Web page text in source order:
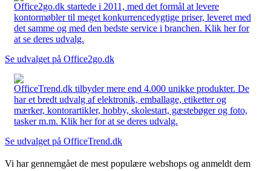
Office2go.dk startede i 2011, med det formål at levere
kontormøbler til meget konkurrencedygtige priser, leveret med
det samme og med den bedste service i branchen. Klik her for
at se deres udvalg.
Se udvalget på Office2go.dk
OfficeTrend.dk tilbyder mere end 4.000 unikke produkter. De
har et bredt udvalg af elektronik, emballage, etiketter og
mærker, kontorartikler, hobby, skolestart, gæstebøger og foto,
tasker m.m. Klik her for at se deres udvalg.
Se udvalget på OfficeTrend.dk
Vi har gennemgået de mest populære webshops og anmeldt dem